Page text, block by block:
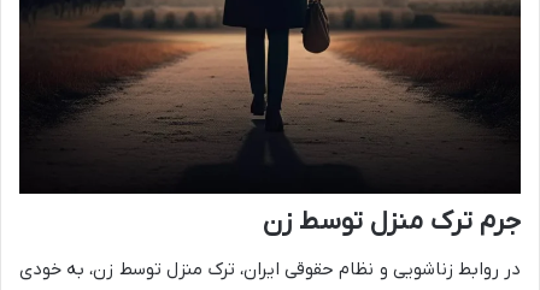
جرم ترک منزل توسط زن
در روابط زناشویی و نظام حقوقی ایران، ترک منزل توسط زن، به خودی